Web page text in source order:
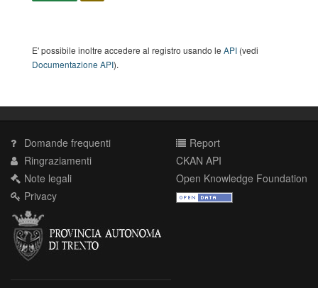
E' possibile inoltre accedere al registro usando le API (vedi
Documentazione API).
Domande frequenti
Ringraziamenti
Note legali
Privacy
Report
CKAN API
Open Knowledge Foundation